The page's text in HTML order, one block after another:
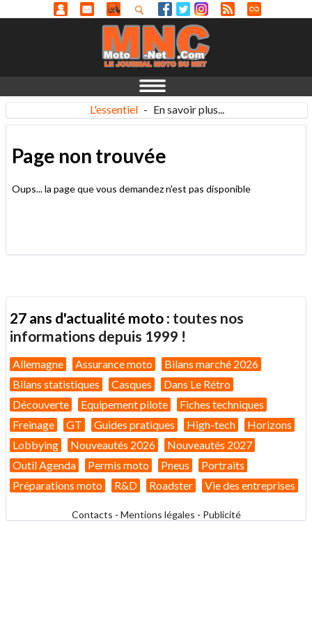
L'essentiel - En savoir plus...
Page non trouvée
Oups... la page que vous demandez n'est pas disponible
27 ans d'actualité moto : toutes nos
informations depuis 1999 !
Allemagne Assurance moto
Bilans marché 2026
Bilans statistiques
Casques
Dans Le Rétro
Découverte
Equipement pilote
Fiches techniques
Freinage
GT Guides pratiques High-tech
Horizons
Lobbying
Nouveautés 2026
Nouveautés 2027
Outil Agenda
Permis moto Pneus
Portraits
Préparations moto
R&D Roadster Vie des entreprises
Contacts - Mentions légales - Publicité